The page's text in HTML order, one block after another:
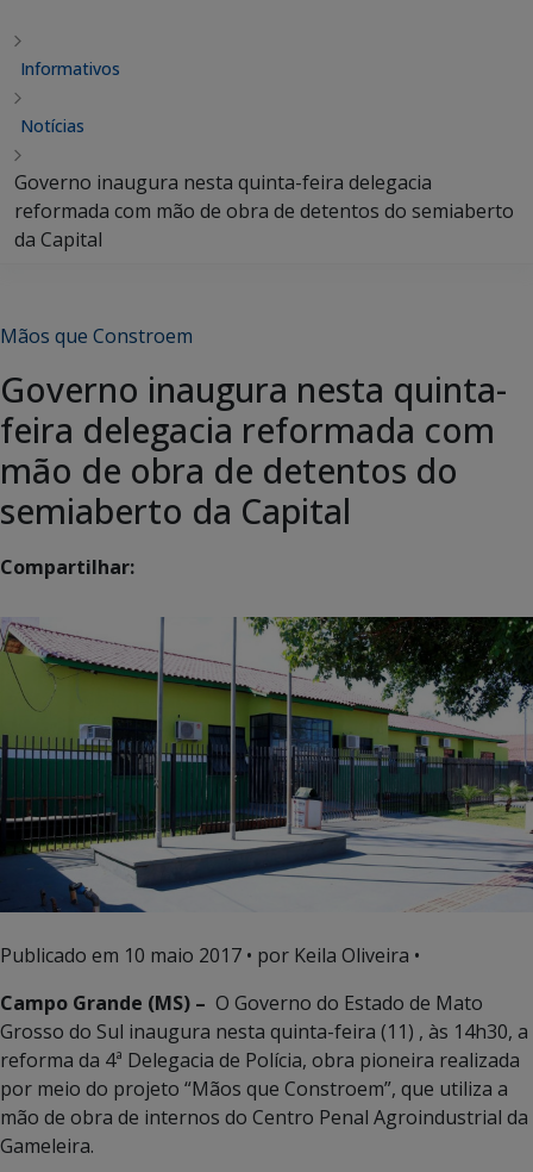
Informativos
Notícias
Governo inaugura nesta quinta-feira delegacia
reformada com mão de obra de detentos do semiaberto
da Capital
Mãos que Constroem
Governo inaugura nesta quinta-
feira delegacia reformada com
mão de obra de detentos do
semiaberto da Capital
Compartilhar:
Publicado em 10 maio 2017 • por Keila Oliveira •
Campo Grande (MS) – O Governo do Estado de Mato
Grosso do Sul inaugura nesta quinta-feira (11) , às 14h30, a
reforma da 4ª Delegacia de Polícia, obra pioneira realizada
por meio do projeto “Mãos que Constroem”, que utiliza a
mão de obra de internos do Centro Penal Agroindustrial da
Gameleira.